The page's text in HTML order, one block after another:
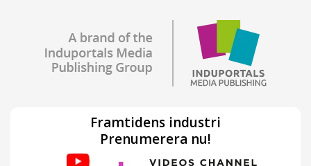
Framtidens industri
Prenumerera nu!